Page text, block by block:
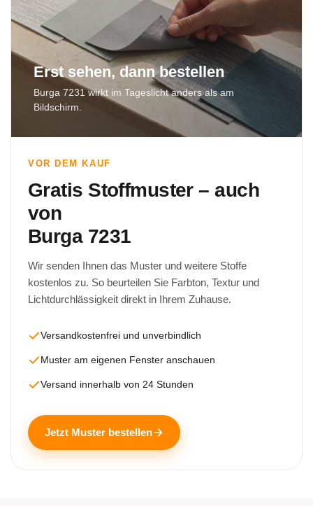
Erst sehen, dann bestellen
Burga 7231 wirkt im Tageslicht anders als am
Bildschirm.
VOR DEM KAUF
Gratis Stoffmuster – auch
von
Burga 7231
Wir senden Ihnen das Muster und weitere Stoffe
kostenlos zu. So beurteilen Sie Farbton, Textur und
Lichtdurchlässigkeit direkt in Ihrem Zuhause.
Versandkostenfrei und unverbindlich
Muster am eigenen Fenster anschauen
Versand innerhalb von 24 Stunden
Jetzt Muster bestellen